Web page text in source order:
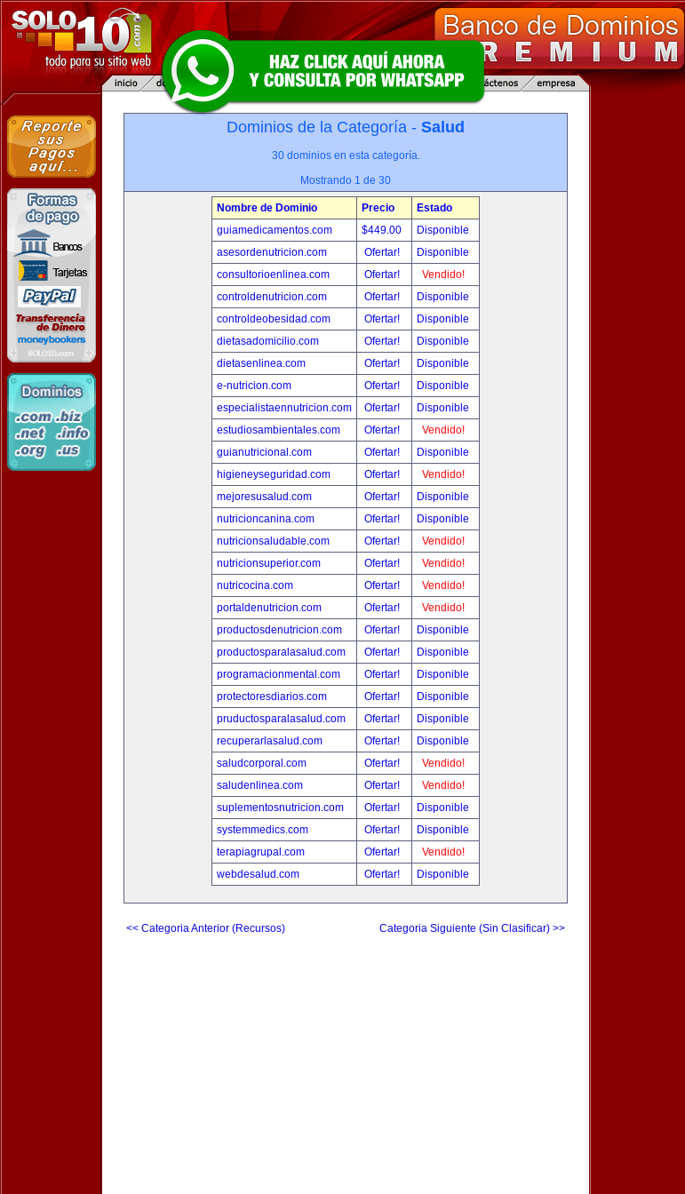
Dominios de la Categoría - Salud
30 dominios en esta categoría.
Mostrando 1 de 30
Nombre de Dominio Precio
Estado
guiamedicamentos.com
$449.00
Disponible
asesordenutricion.com
Ofertar!
Disponible
consultorioenlinea.com
Ofertar!
Vendido!
controldenutricion.com
Ofertar!
Disponible
controldeobesidad.com
Ofertar!
Disponible
dietasadomicilio.com
Ofertar!
Disponible
dietasenlinea.com
Ofertar!
Disponible
e-nutricion.com
Ofertar!
Disponible
especialistaennutricion.com
Ofertar!
Disponible
estudiosambientales.com
Ofertar!
Vendido!
guianutricional.com
Ofertar!
Disponible
higieneyseguridad.com
Ofertar!
Vendido!
mejoresusalud.com
Ofertar!
Disponible
nutricioncanina.com
Ofertar!
Disponible
nutricionsaludable.com
Ofertar!
Vendido!
nutricionsuperior.com
Ofertar!
Vendido!
nutricocina.com
Ofertar!
Vendido!
portaldenutricion.com
Ofertar!
Vendido!
productosdenutricion.com
Ofertar!
Disponible
productosparalasalud.com
Ofertar!
Disponible
programacionmental.com
Ofertar!
Disponible
protectoresdiarios.com
Ofertar!
Disponible
pruductosparalasalud.com
Ofertar!
Disponible
recuperarlasalud.com
Ofertar!
Disponible
saludcorporal.com
Ofertar!
Vendido!
saludenlinea.com
Ofertar!
Vendido!
suplementosnutricion.com
Ofertar!
Disponible
systemmedics.com
Ofertar!
Disponible
terapiagrupal.com
Ofertar!
Vendido!
webdesalud.com
Ofertar! Disponible
<< Categoria Anterior (Recursos) Categoria Siguiente (Sin Clasificar) >>